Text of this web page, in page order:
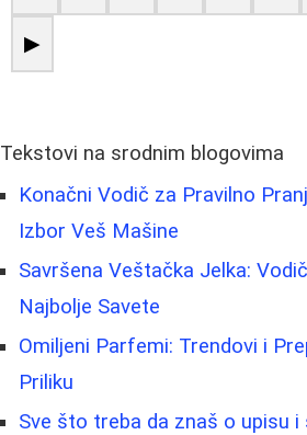
▶
Tekstovi na srodnim blogovima
Konačni Vodič za Pravilno
Izbor Veš Mašine
Savršena Veštačka Jelka:
Najbolje Savete
Omiljeni Parfemi: Trendovi i
Priliku
Sve što treba da znaš o upisu i